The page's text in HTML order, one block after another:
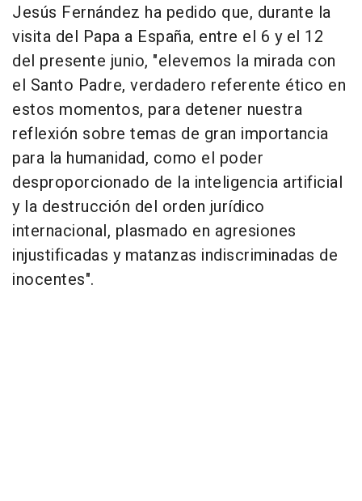
Jesús Fernández ha pedido que, durante la
visita del Papa a España, entre el 6 y el 12
del presente junio, "elevemos la mirada con
el Santo Padre, verdadero referente ético en
estos momentos, para detener nuestra
reflexión sobre temas de gran importancia
para la humanidad, como el poder
desproporcionado de la inteligencia artificial
y la destrucción del orden jurídico
internacional, plasmado en agresiones
injustificadas y matanzas indiscriminadas de
inocentes".